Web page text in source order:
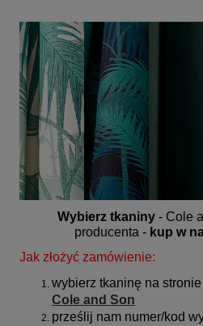
Wybierz tkaniny - Cole
producenta - kup w
Jak złożyć zamówienie:
wybierz tkaninę na
Cole and Son
prześlij nam numer/kod